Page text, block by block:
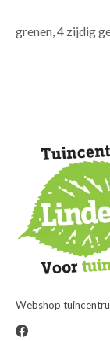
grenen, 4 zijdig
Webshop